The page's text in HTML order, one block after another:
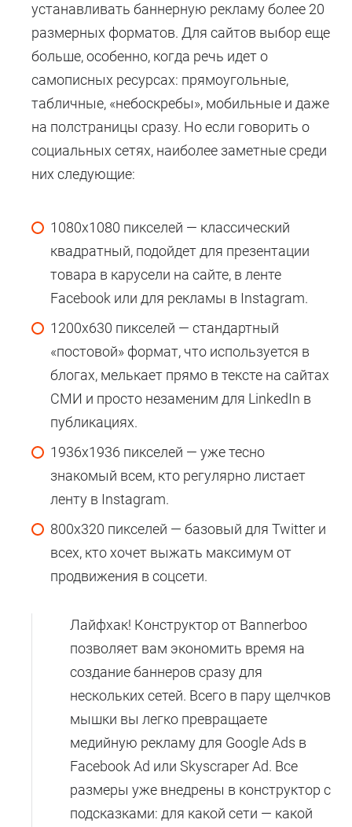
устанавливать баннерную рекламу более 20
размерных форматов. Для сайтов выбор еще
больше, особенно, когда речь идет о
самописных ресурсах: прямоугольные,
табличные, «небоскребы», мобильные и даже
на полстраницы сразу. Но если говорить о
социальных сетях, наиболее заметные среди
них следующие:
1080х1080 пикселей — классический
квадратный, подойдет для презентации
товара в карусели на сайте, в ленте
Facebook или для рекламы в Instagram.
1200х630 пикселей — стандартный
«постовой» формат, что используется в
блогах, мелькает прямо в тексте на сайтах
СМИ и просто незаменим для LinkedIn в
публикациях.
1936х1936 пикселей — уже тесно
знакомый всем, кто регулярно листает
ленту в Instagram.
800х320 пикселей — базовый для Twitter и
всех, кто хочет выжать максимум от
продвижения в соцсети.
Лайфхак! Конструктор от Bannerboo
позволяет вам экономить время на
создание баннеров сразу для
нескольких сетей. Всего в пару щелчков
мышки вы легко превращаете
медийную рекламу для Google Ads в
Facebook Ad или Skyscraper Ad. Все
размеры уже внедрены в конструктор с
подсказками: для какой сети — какой